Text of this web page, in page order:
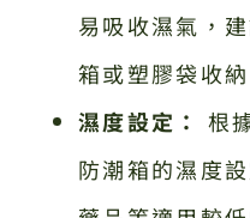
易吸收濕氣，
箱或塑膠袋收
濕度設定：
根
防潮箱的濕度